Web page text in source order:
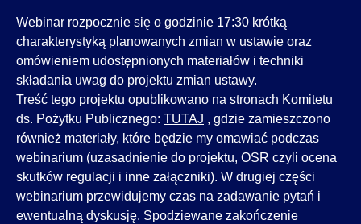
Webinar rozpocznie się o godzinie 17:30 krótką
charakterystyką planowanych zmian w ustawie oraz
omówieniem udostępnionych materiałów i techniki
składania uwag do projektu zmian ustawy.
Treść tego projektu opublikowano na stronach Komitetu
ds. Pożytku Publicznego: TUTAJ , gdzie zamieszczono
również materiały, które będzie my omawiać podczas
webinarium (uzasadnienie do projektu, OSR czyli ocena
skutków regulacji i inne załączniki). W drugiej części
webinarium przewidujemy czas na zadawanie pytań i
ewentualną dyskusję. Spodziewane zakończenie